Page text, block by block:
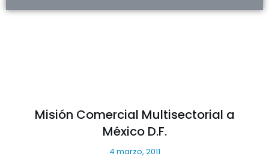
Misión Comercial Multisectorial a
México D.F.
4 marzo, 2011